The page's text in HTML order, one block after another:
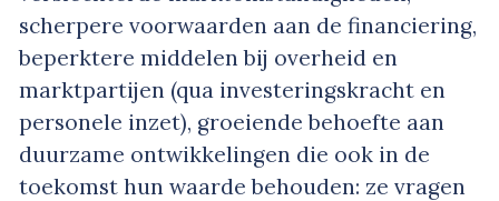
scherpere voorwaarden aan de financiering,
beperktere middelen bij overheid en
marktpartijen (qua investeringskracht en
personele inzet), groeiende behoefte aan
duurzame ontwikkelingen die ook in de
toekomst hun waarde behouden: ze vragen